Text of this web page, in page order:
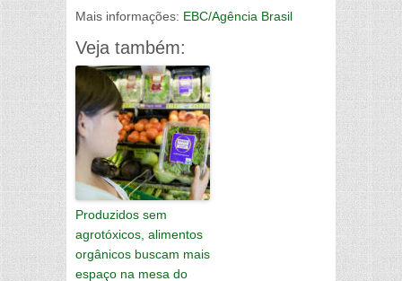
Mais informações: EBC/Agência Brasil
Veja também:
Produzidos sem
agrotóxicos, alimentos
orgânicos buscam mais
espaço na mesa do